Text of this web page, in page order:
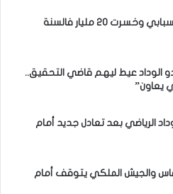
أيت منا: “الوداد اليوم عايشة بسبابي وخسرت 20 مليار فالسنة
الوداد عيط ليهم قاضي التحقيق..
يعاون”
الرياضي بعد تعادل جديد أمام
والجيش الملكي يتوقف أمام